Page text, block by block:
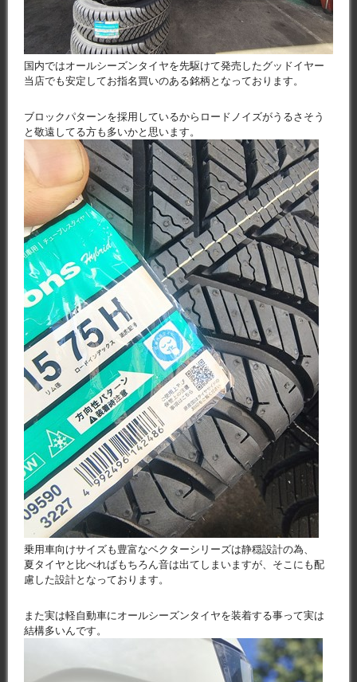
国内ではオールシーズンタイヤを先駆けて発売したグッドイヤー
当店でも安定してお指名買いのある銘柄となっております。
ブロックパターンを採用しているからロードノイズがうるさそう
と敬遠してる方も多いかと思います。
乗用車向けサイズも豊富なベクターシリーズは静穏設計の為、
夏タイヤと比べればもちろん音は出てしまいますが、そこにも配
慮した設計となっております。
また実は軽自動車にオールシーズンタイヤを装着する事って実は
結構多いんです。